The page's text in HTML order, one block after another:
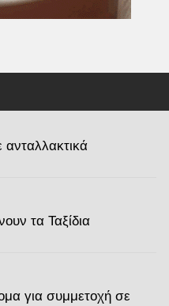
τα Ταξίδια
για συμμετοχή σε